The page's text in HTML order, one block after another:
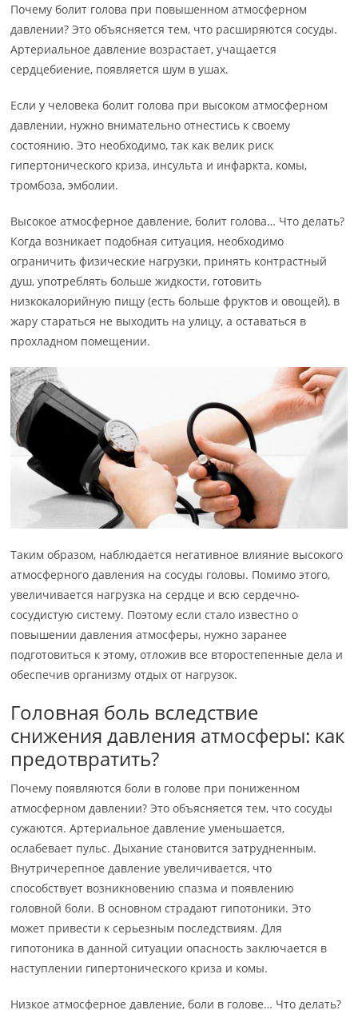
Почему болит голова при повышенном атмосферном
давлении? Это объясняется тем, что расширяются сосуды.
Артериальное давление возрастает, учащается
сердцебиение, появляется шум в ушах.
Если у человека болит голова при высоком атмосферном
давлении, нужно внимательно отнестись к своему
состоянию. Это необходимо, так как велик риск
гипертонического криза, инсульта и инфаркта, комы,
тромбоза, эмболии.
Высокое атмосферное давление, болит голова… Что делать?
Когда возникает подобная ситуация, необходимо
ограничить физические нагрузки, принять контрастный
душ, употреблять больше жидкости, готовить
низкокалорийную пищу (есть больше фруктов и овощей), в
жару стараться не выходить на улицу, а оставаться в
прохладном помещении.
Таким образом, наблюдается негативное влияние высокого
атмосферного давления на сосуды головы. Помимо этого,
увеличивается нагрузка на сердце и всю сердечно-
сосудистую систему. Поэтому если стало известно о
повышении давления атмосферы, нужно заранее
подготовиться к этому, отложив все второстепенные дела и
обеспечив организму отдых от нагрузок.
Головная боль вследствие
снижения давления атмосферы: как
предотвратить?
Почему появляются боли в голове при пониженном
атмосферном давлении? Это объясняется тем, что сосуды
сужаются. Артериальное давление уменьшается,
ослабевает пульс. Дыхание становится затрудненным.
Внутричерепное давление увеличивается, что
способствует возникновению спазма и появлению
головной боли. В основном страдают гипотоники. Это
может привести к серьезным последствиям. Для
гипотоника в данной ситуации опасность заключается в
наступлении гипертонического криза и комы.
Низкое атмосферное давление, боли в голове… Что делать?